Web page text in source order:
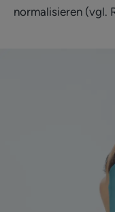
normalisieren (vgl.